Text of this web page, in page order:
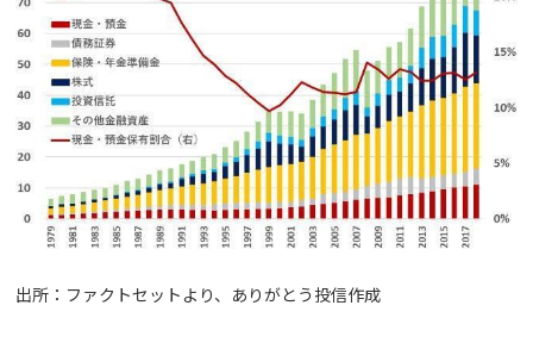
出所：ファクトセットより、ありがとう投信作成